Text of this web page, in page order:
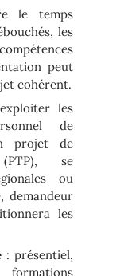
le temps
les
peut
cohérent.
les
de
projet de
se
ou
demandeur
les
: présentiel,